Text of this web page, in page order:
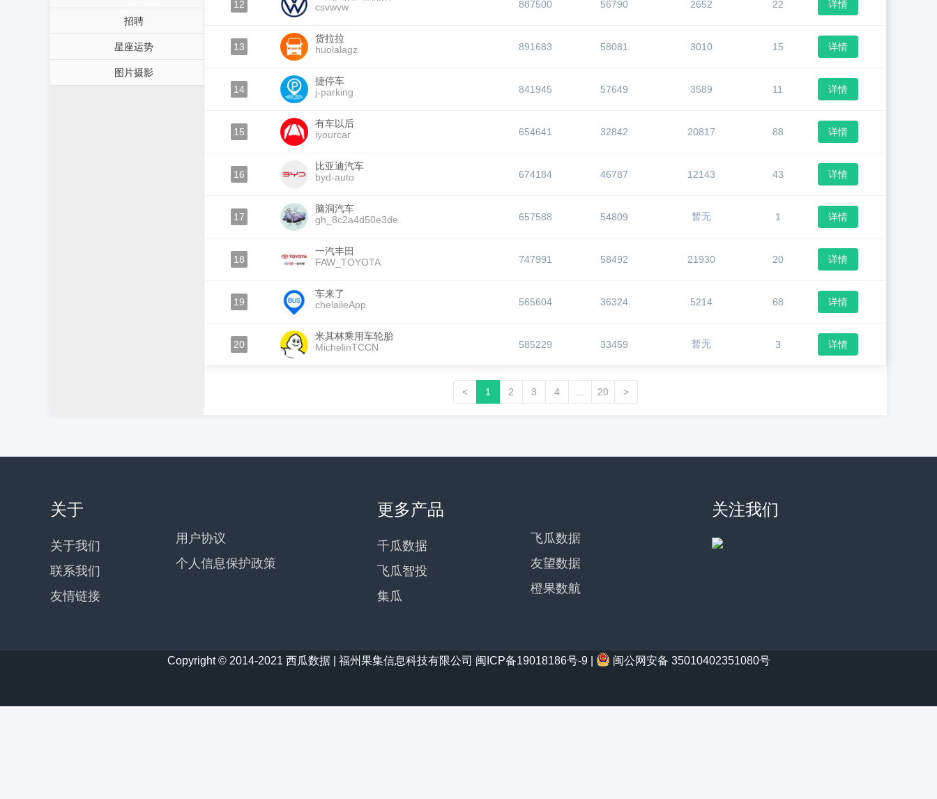
招聘
星座运势
图片摄影
12
csvwvw
887500 56790 2652 22 详情
13
货拉拉
huolalagz
891683 58081 3010 15 详情
14
捷停车
j-parking
841945 57649 3589 11 详情
15
有车以后
iyourcar
654641 32842 20817 88 详情
16
比亚迪汽车
byd-auto
674184 46787 12143 43 详情
17
脑洞汽车
gh_8c2a4d50e3de
657588 54809 暂无 1 详情
18
一汽丰田
FAW_TOYOTA
747991 58492 21930 20 详情
19
车来了
chelaileApp
565604 36324 5214 68 详情
20
米其林乘用车轮胎
MichelinTCCN
585229 33459 暂无 3 详情
< 1 2 3 4 20 >
关于
关于我们
联系我们
友情链接
用户协议
个人信息保护政策
更多产品
千瓜数据
飞瓜智投
集瓜
飞瓜数据
友望数据
橙果数航
关注我们
Copyright © 2014-2021 西瓜数据 | 福州果集信息科技有限公司 闽ICP备19018186号-9 闽公网安备 35010402351080号